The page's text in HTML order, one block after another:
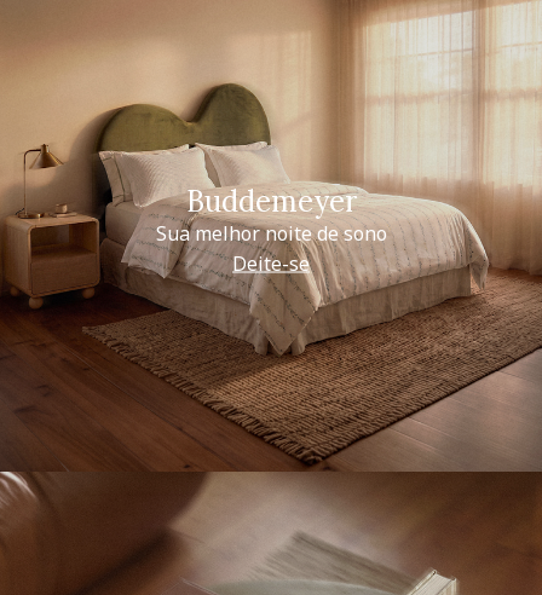
Buddemeyer
Sua melhor noite de sono
Deite-se